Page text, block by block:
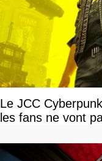
Le JCC
les fans ne vont